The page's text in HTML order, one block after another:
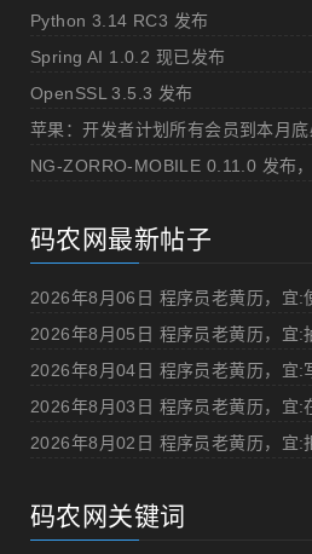
Python 3.14 RC3 发布
Spring AI 1.0.2 现已发布
OpenSSL 3.5.3 发布
苹果：开发者计划所有会员到本月
码农网最新帖子
2026年8月05日 程序员老黄历，宜:
2026年8月02日 程序员老黄历，宜:
码农网关键词